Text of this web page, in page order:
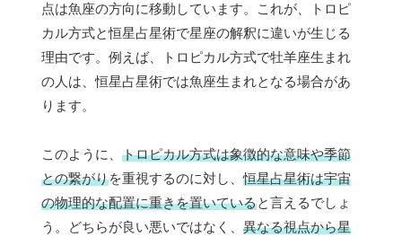
点は魚座の方向に移動しています。これが、トロピ
カル方式と恒星占星術で星座の解釈に違いが生じる
理由です。例えば、トロピカル方式で牡羊座生まれ
の人は、恒星占星術では魚座生まれとなる場合があ
ります。
このように、 トロピカル方式は象徴的な意味や季節
との繋がりを重視するのに対し、恒星占星術は宇宙
の物理的な配置に重きを置いていると言えるでしょ
う。どちらが良い悪いではなく、 異なる視点から星